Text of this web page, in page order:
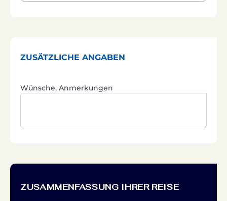
ZUSÄTZLICHE ANGABEN
Wünsche, Anmerkungen
ZUSAMMENFASSUNG IHRER REISE